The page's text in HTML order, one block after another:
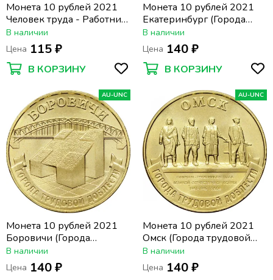
Монета 10 рублей 2021
Человек труда - Работник
нефтегазовой отрасли
В наличии
Цена 115 ₽
В КОРЗИНУ
Монета 10 рублей 2021
Екатеринбург (Города
трудовой доблести)
В наличии
Цена 140 ₽
В КОРЗИНУ
AU-UNC
Монета 10 рублей 2021
Боровичи (Города
трудовой доблести)
В наличии
Цена 140 ₽
AU-UNC
Монета 10 рублей 2021
Омск (Города трудовой
доблести)
В наличии
Цена 140 ₽